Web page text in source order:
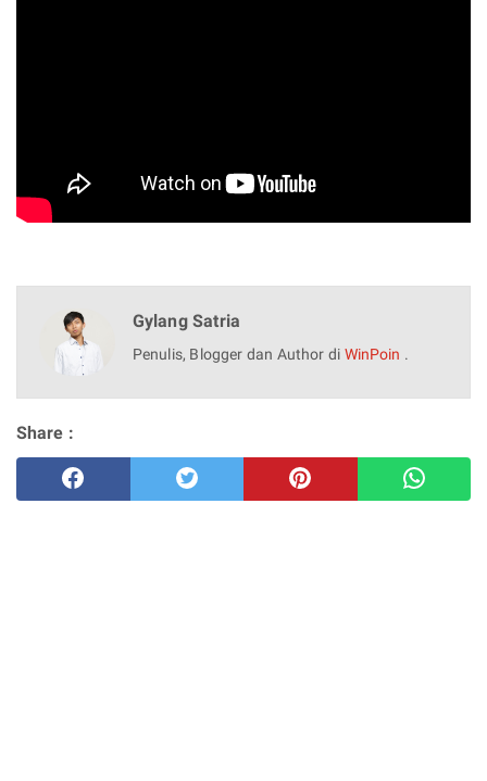
Gylang Satria
Penulis, Blogger dan Author di WinPoin .
Share :